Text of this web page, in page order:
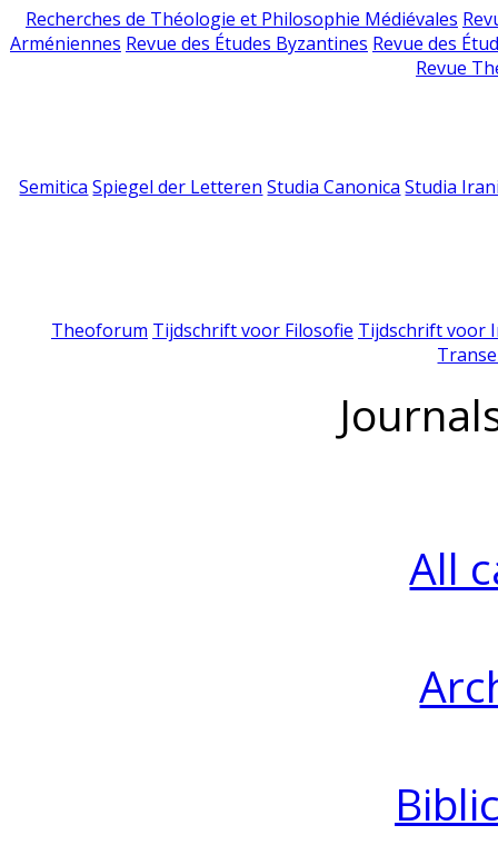
Recherches de Théologie et Philosophie Médiévales
Arméniennes Revue des Études Byzantines Revue des
Revue
Semitica Spiegel der Letteren Studia Canonica Studia
Theoforum Tijdschrift voor Filosofie Tijdschrift voor
All